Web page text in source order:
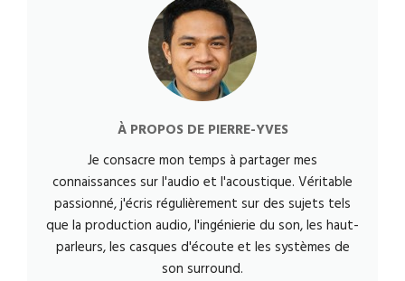
À PROPOS DE PIERRE-YVES
Je consacre mon temps à partager mes
connaissances sur l'audio et l'acoustique. Véritable
passionné, j'écris régulièrement sur des sujets tels
que la production audio, l'ingénierie du son, les haut-
parleurs, les casques d'écoute et les systèmes de
son surround.